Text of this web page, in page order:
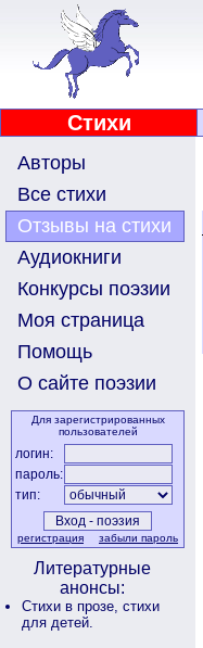
Стихи
Авторы
Все стихи
Отзывы на стихи
Аудиокниги
Конкурсы поэзии
Моя страница
Помощь
О сайте поэзии
Для зарегистрированных
пользователей
логин:
пароль:
тип:
регистрация забыли пароль
Литературные
анонсы:
Стихи в прозе, стихи
для детей.